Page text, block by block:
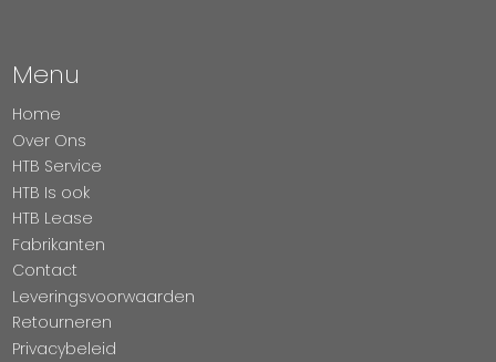
Menu
Home
Over Ons
HTB Service
HTB Is ook
HTB Lease
Fabrikanten
Contact
Leveringsvoorwaarden
Retourneren
Privacybeleid